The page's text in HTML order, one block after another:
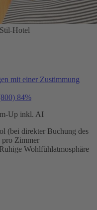
Hotel
mit einer Zustimmung
84%
Up inkl. AI
(bei direkter Buchung des
Zimmer
Wohlfühlatmosphäre